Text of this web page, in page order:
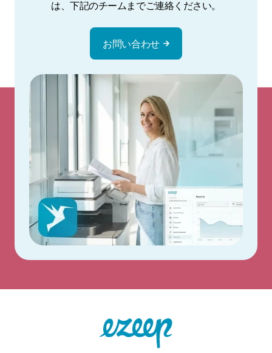
は、下記のチームまでご連絡ください。
お問い合わせ